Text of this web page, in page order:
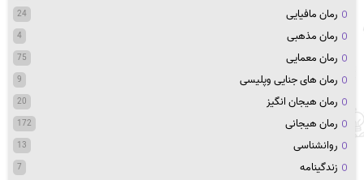
رمان مافیایی 24
رمان مذهبی 4
رمان معمایی 75
رمان های جنایی وپلیسی 9
رمان هیجان انگیز 20
رمان هیجانی 172
روانشناسی 13
زندگینامه 7